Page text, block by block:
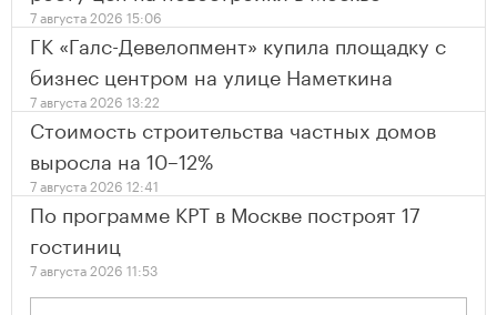
7 августа 2026 15:06
ГК «Галс-Девелопмент» купила площадку с
бизнес центром на улице Наметкина
7 августа 2026 13:22
Стоимость строительства частных домов
выросла на 10–12%
7 августа 2026 12:41
По программе КРТ в Москве построят 17
гостиниц
7 августа 2026 11:53